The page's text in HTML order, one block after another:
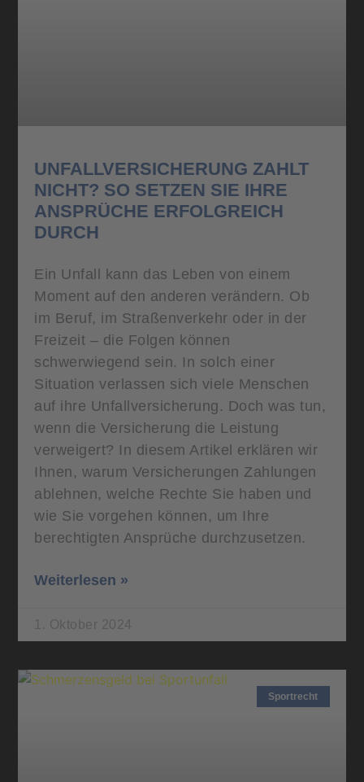
UNFALLVERSICHERUNG ZAHLT
NICHT? SO SETZEN SIE IHRE
ANSPRÜCHE ERFOLGREICH
DURCH
Ein Unfall kann das Leben von einem
Moment auf den anderen verändern. Ob
im Beruf, im Straßenverkehr oder in der
Freizeit – die Folgen können
schwerwiegend sein. In solch einer
Situation verlassen sich viele Menschen
auf ihre Unfallversicherung. Doch was tun,
wenn die Versicherung die Leistung
verweigert? In diesem Artikel erklären wir
Ihnen, warum Versicherungen Zahlungen
ablehnen, welche Rechte Sie haben und
wie Sie vorgehen können, um Ihre
berechtigten Ansprüche durchzusetzen.
Weiterlesen »
1. Oktober 2024
Sportrecht